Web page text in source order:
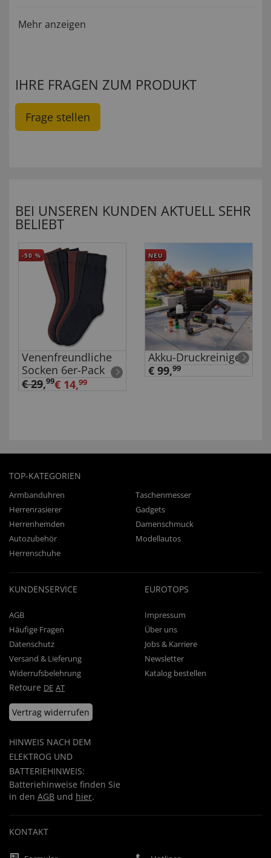
Mehr anzeigen
IHRE FRAGEN ZUM PRODUKT
Frage stellen
BEI UNSEREN KUNDEN AKTUELL SEHR
BELIEBT
-50 %
Venenfreundliche
Socken 6er-Pack
€ 29,99€ 14,99
NEU
Akku-Druckreiniger
€ 99,99
TOP-KATEGORIEN
Armbanduhren
Taschenmesser
Herrenrasierer
Gadgets
Herrenhemden
Damenschmuck
Autozubehör
Modellautos
Herrenschuhe
KUNDENSERVICE
AGB
Häufige Fragen
Datenschutz
Versand & Lieferung
Widerrufsbelehrung
Retoure DE AT
Vertrag widerrufen
HINWEIS NACH DEM
ELEKTROG UND
BATTERIEHINWEIS:
Batteriehinweise finden Sie
in den AGB und hier.
EUROTOPS
Impressum
Über uns
Jobs & Karriere
Newsletter
Katalog bestellen
KONTAKT